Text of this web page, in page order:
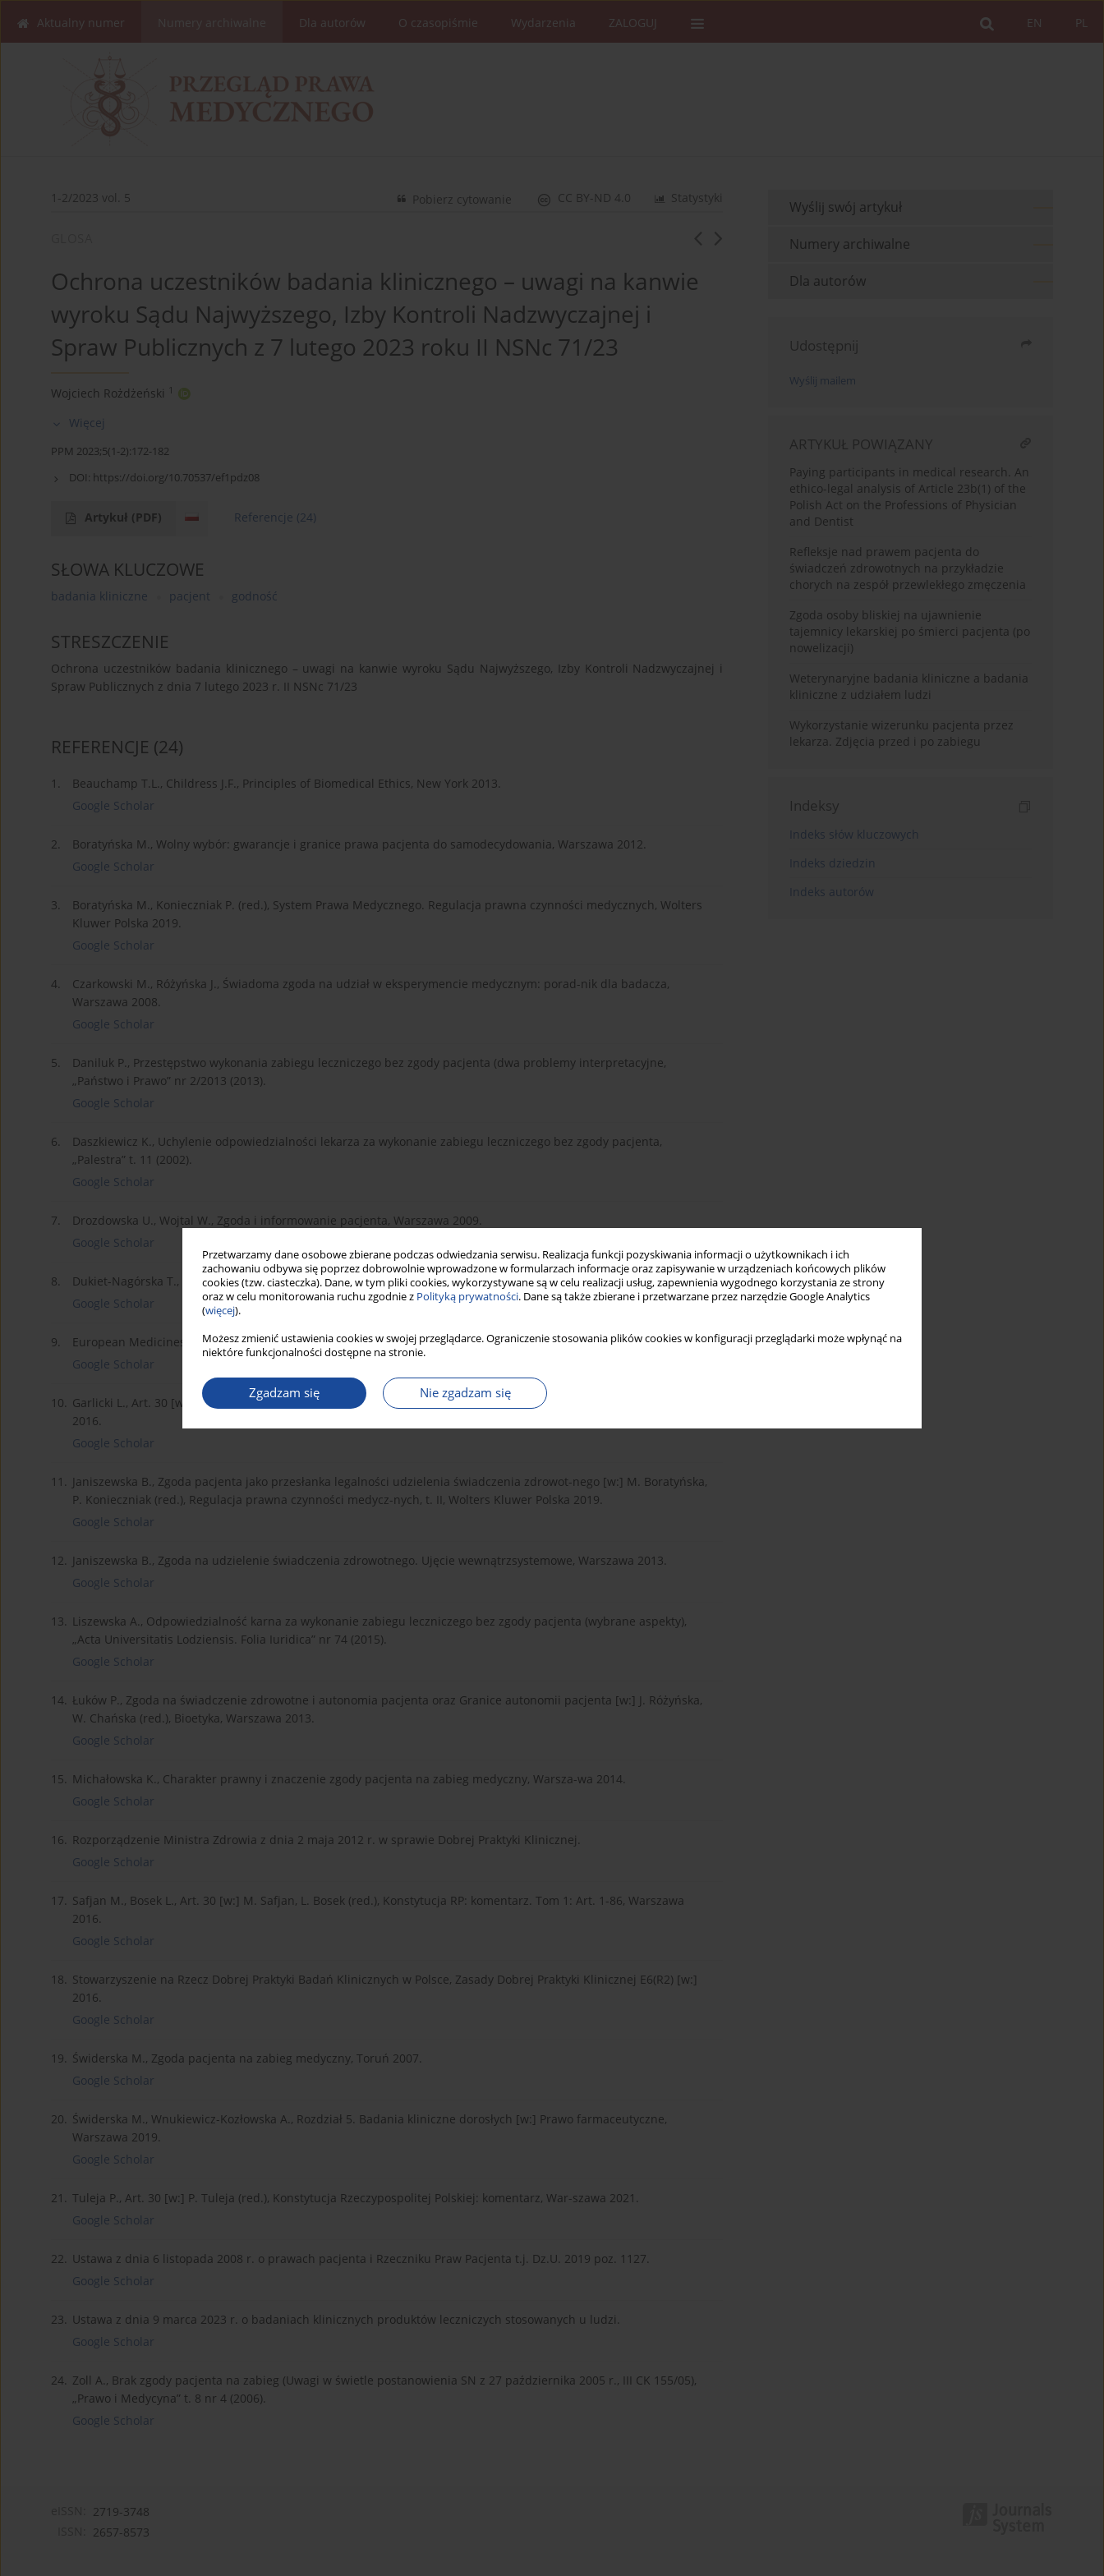
Przetwarzamy dane osobowe zbierane podczas odwiedzania serwisu. Realizacja funkcji pozyskiwania informacji o użytkownikach i ich
zachowaniu odbywa się poprzez dobrowolnie wprowadzone w formularzach informacje oraz zapisywanie w urządzeniach końcowych plików
cookies (tzw. ciasteczka). Dane, w tym pliki cookies, wykorzystywane są w celu realizacji usług, zapewnienia wygodnego korzystania ze strony
oraz w celu monitorowania ruchu zgodnie z Polityką prywatności. Dane są także zbierane i przetwarzane przez narzędzie Google Analytics
(więcej).
Możesz zmienić ustawienia cookies w swojej przeglądarce. Ograniczenie stosowania plików cookies w konfiguracji przeglądarki może wpłynąć na
niektóre funkcjonalności dostępne na stronie.
Zgadzam się Nie zgadzam się
PL
EN
Aktualny numer Dla autorów O czasopiśmie Wydarzenia ZALOGUJ
1-2/2023 vol. 5 Statystyki
CC BY-ND 4.0
Pobierz cytowanie
Ochrona uczestników badania klinicznego – uwagi na kanwie
wyroku Sądu Najwyższego, Izby Kontroli Nadzwyczajnej i
Spraw Publicznych z 7 lutego 2023 roku II NSNc 71/23
Wojciech Rożdżeński 1
Więcej
PPM 2023;5(1-2):172-182
DOI: https://doi.org/10.70537/ef1pdz08
Artykuł (PDF) Referencje (24)
SŁOWA KLUCZOWE
badania kliniczne pacjent godność
STRESZCZENIE
Ochrona uczestników badania klinicznego – uwagi na kanwie wyroku Sądu Najwyższego, Izby Kontroli Nadzwyczajnej i
Spraw Publicznych z dnia 7 lutego 2023 r. II NSNc 71/23
REFERENCJE (24)
1.
Beauchamp T.L., Childress J.F., Principles of Biomedical Ethics, New York 2013.
Google Scholar
2.
Boratyńska M., Wolny wybór: gwarancje i granice prawa pacjenta do samodecydowania, Warszawa 2012.
Google Scholar
3.
Boratyńska M., Konieczniak P. (red.), System Prawa Medycznego. Regulacja prawna czynności medycznych, Wolters
Kluwer Polska 2019.
Google Scholar
4.
Czarkowski M., Różyńska J., Świadoma zgoda na udział w eksperymencie medycznym: porad-nik dla badacza,
Warszawa 2008.
Google Scholar
5.
Daniluk P., Przestępstwo wykonania zabiegu leczniczego bez zgody pacjenta (dwa problemy interpretacyjne,
„Państwo i Prawo” nr 2/2013 (2013).
Google Scholar
6.
Daszkiewicz K., Uchylenie odpowiedzialności lekarza za wykonanie zabiegu leczniczego bez zgody pacjenta,
„Palestra” t. 11 (2002).
Google Scholar
7.
Drozdowska U., Wojtal W., Zgoda i informowanie pacjenta, Warszawa 2009.
Google Scholar
8.
Dukiet-Nagórska T., Świadoma zgoda pacjenta w ustawodawstwie polskim, „Prawo i Medy-cyna” t. 2 nr 6–7 (2000).
Google Scholar
9.
European Medicines Agency, Guideline for good clinical practice E6(R2) Step 5.
Google Scholar
10. Garlicki L., Art. 30 [w:] L. Garlicki, M. Zubik (red.), Konstytucja Rzeczypospolitej Polskiej: ko-mentarz., t. II, Warszawa
2016.
Google Scholar
11. Janiszewska B., Zgoda pacjenta jako przesłanka legalności udzielenia świadczenia zdrowot-nego [w:] M. Boratyńska,
P. Konieczniak (red.), Regulacja prawna czynności medycz-nych, t. II, Wolters Kluwer Polska 2019.
Google Scholar
12. Janiszewska B., Zgoda na udzielenie świadczenia zdrowotnego. Ujęcie wewnątrzsystemowe, Warszawa 2013.
Google Scholar
13. Liszewska A., Odpowiedzialność karna za wykonanie zabiegu leczniczego bez zgody pacjenta (wybrane aspekty),
„Acta Universitatis Lodziensis. Folia Iuridica” nr 74 (2015).
Google Scholar
14. Łuków P., Zgoda na świadczenie zdrowotne i autonomia pacjenta oraz Granice autonomii pacjenta [w:] J. Różyńska,
W. Chańska (red.), Bioetyka, Warszawa 2013.
Google Scholar
15. Michałowska K., Charakter prawny i znaczenie zgody pacjenta na zabieg medyczny, Warsza-wa 2014.
Google Scholar
16. Rozporządzenie Ministra Zdrowia z dnia 2 maja 2012 r. w sprawie Dobrej Praktyki Klinicznej.
Google Scholar
17. Safjan M., Bosek L., Art. 30 [w:] M. Safjan, L. Bosek (red.), Konstytucja RP: komentarz. Tom 1: Art. 1-86, Warszawa
2016.
Google Scholar
18. Stowarzyszenie na Rzecz Dobrej Praktyki Badań Klinicznych w Polsce, Zasady Dobrej Praktyki Klinicznej E6(R2) [w:]
2016.
Google Scholar
19. Świderska M., Zgoda pacjenta na zabieg medyczny, Toruń 2007.
Google Scholar
20. Świderska M., Wnukiewicz-Kozłowska A., Rozdział 5. Badania kliniczne dorosłych [w:] Prawo farmaceutyczne,
Warszawa 2019.
Google Scholar
21. Tuleja P., Art. 30 [w:] P. Tuleja (red.), Konstytucja Rzeczypospolitej Polskiej: komentarz, War-szawa 2021.
Google Scholar
22. Ustawa z dnia 6 listopada 2008 r. o prawach pacjenta i Rzeczniku Praw Pacjenta t.j. Dz.U. 2019 poz. 1127.
Google Scholar
23. Ustawa z dnia 9 marca 2023 r. o badaniach klinicznych produktów leczniczych stosowanych u ludzi.
Google Scholar
24. Zoll A., Brak zgody pacjenta na zabieg (Uwagi w świetle postanowienia SN z 27 października 2005 r., III CK 155/05),
„Prawo i Medycyna” t. 8 nr 4 (2006).
Google Scholar
Wyślij swój artykuł
Numery archiwalne
Dla autorów
Udostępnij
Wyślij mailem
ARTYKUŁ POWIĄZANY
Paying participants in medical research. An
ethico-legal analysis of Article 23b(1) of the
Polish Act on the Professions of Physician
and Dentist
Refleksje nad prawem pacjenta do
świadczeń zdrowotnych na przykładzie
chorych na zespół przewlekłego zmęczenia
Zgoda osoby bliskiej na ujawnienie
tajemnicy lekarskiej po śmierci pacjenta (po
nowelizacji)
Weterynaryjne badania kliniczne a badania
kliniczne z udziałem ludzi
Wykorzystanie wizerunku pacjenta przez
lekarza. Zdjęcia przed i po zabiegu
Indeksy
Indeks słów kluczowych
Indeks dziedzin
Indeks autorów
2719-3748
2657-8573